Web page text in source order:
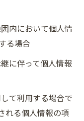
内において個人情
る場合
に伴って個人情報
て利用する場合で
れる個人情報の項